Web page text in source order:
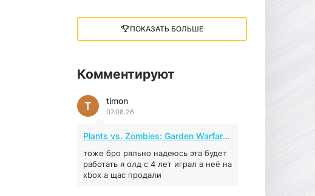
4.96 ГБ 2023
MAFIA: THE OLD
COUNTRY
44.98 ГБ
04.12.2025
Red Chaos - The Strict
Order
5.43 ГБ 2025
04.12.2025
ПОКАЗАТЬ БОЛЬШЕ
Комментируют
timon
07.08.26
T
Plants vs. Zombies: Garden Warfare 2 (2016)
тоже бро ряльно надеюсь эта будет
работать я олд с 4 лет играл в неё на
xbox а щас продали